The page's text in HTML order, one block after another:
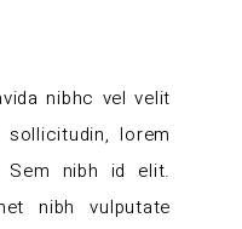
nibhc vel velit
lorem
Sem nibh id elit.
nibh vulputate